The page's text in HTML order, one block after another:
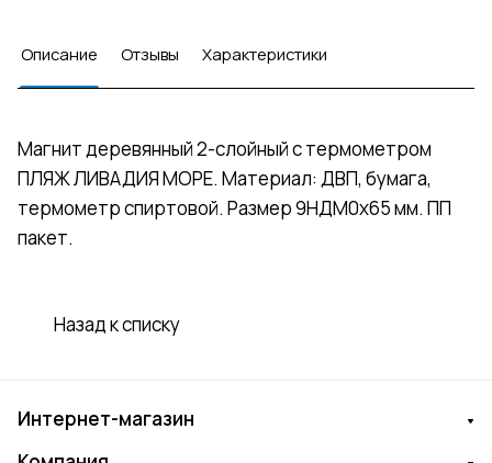
Описание Отзывы Характеристики
Магнит деревянный 2-слойный с термометром
ПЛЯЖ ЛИВАДИЯ МОРЕ. Материал: ДВП, бумага,
термометр спиртовой. Размер 9НДМ0х65 мм. ПП
пакет.
Назад к списку
Интернет-магазин